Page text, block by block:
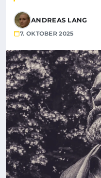
ANDREAS LANG
7. OKTOBER 2025